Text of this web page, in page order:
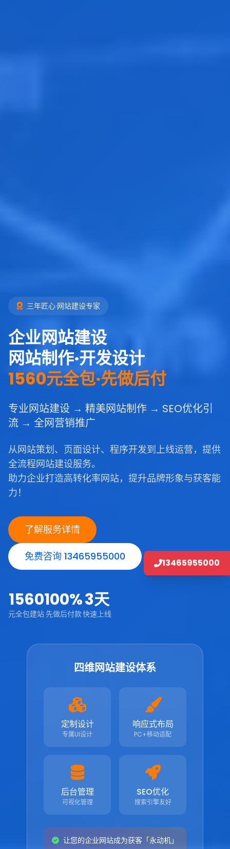
三年匠心·网站建设专家
企业网站建设
网站制作·开发设计
1560元全包·先做后付
专业网站建设 → 精美网站制作 → SEO优化引
流 → 全网营销推广
从网站策划、页面设计、程序开发到上线运营，提供
全流程网站建设服务。
助力企业打造高转化率网站，提升品牌形象与获客能
力！
了解服务详情
免费咨询 13465955000
1560
元全包建站
100%
先做后付款
3天
快速上线
四维网站建设体系
定制设计
专属UI设计
响应式布局
PC+移动适配
后台管理
可视化管理
SEO优化
搜索引擎友好
让您的企业网站成为获客「永动机」
13465955000